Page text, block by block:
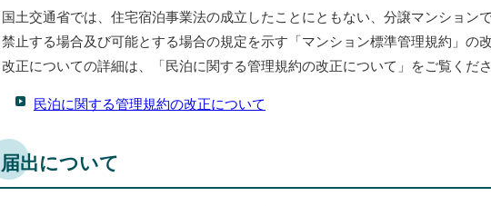
国土交通省では、住宅宿泊事業法の成立したことにともない、分譲マンション
禁止する場合及び可能とする場合の規定を示す「マンション標準管理規約」の
改正についての詳細は、「民泊に関する管理規約の改正について」をご覧くださ
民泊に関する管理規約の改正について
届出について